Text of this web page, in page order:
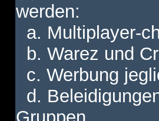
werden:
a. Multiplayer-
b. Warez und
c. Werbung
d.